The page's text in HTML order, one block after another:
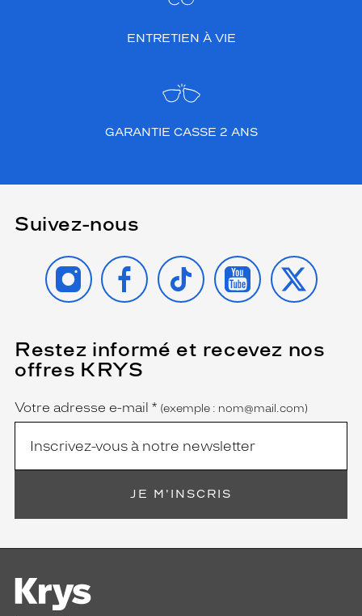
ENTRETIEN À VIE
GARANTIE CASSE 2 ANS
Suivez-nous
INSTAGRAMFACEBOOK
TIKTOK YOUTUBE
X
Restez informé et recevez nos
offres KRYS
Name
Votre adresse e-mail *
(Ce
champ
est
obligatoire)
(exemple : nom@mail.com)
JE M'INSCRIS